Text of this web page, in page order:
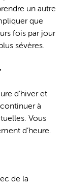
un autre
que
fois par jour
sévères.
d’hiver et
à
Vous
d’heure.
de la